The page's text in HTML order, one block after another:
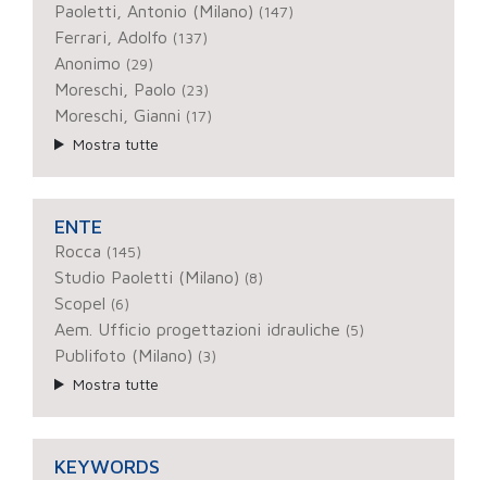
Paoletti, Antonio (Milano) (147)
Ferrari, Adolfo (137)
Anonimo (29)
Moreschi, Paolo (23)
Moreschi, Gianni (17)
Mostra tutte
ENTE
Rocca (145)
Studio Paoletti (Milano) (8)
Scopel (6)
Aem. Ufficio progettazioni idrauliche (5)
Publifoto (Milano) (3)
Mostra tutte
KEYWORDS